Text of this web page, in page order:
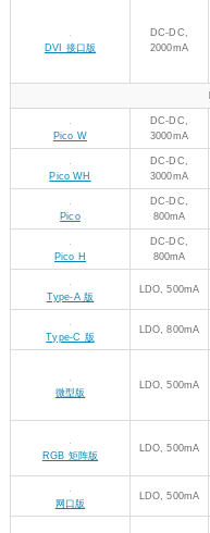
DVI 接口版
DC-DC,
2000mA
Pico W
DC-DC,
3000mA
Pico WH
DC-DC,
3000mA
Pico
DC-DC,
800mA
Pico H
DC-DC,
800mA
Type-A 版
LDO, 500mA
Type-C 版
LDO, 800mA
微型版
LDO, 500mA
RGB 矩阵版
LDO, 500mA
网口版
LDO, 500mA